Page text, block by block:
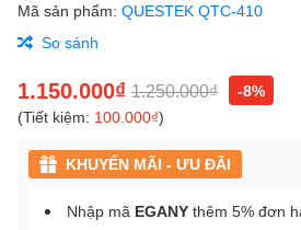
Mã sản phẩm: QUESTEK QTC-410
So sánh
1.150.000₫ 1.250.000₫
-8%
(Tiết kiệm: 100.000₫)
KHUYẾN MÃI - ƯU ĐÃI
Nhập mã EGANY thêm 5% đơn